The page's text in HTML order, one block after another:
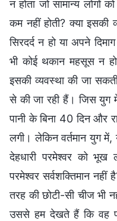
न होता जो सामान्य लोगों
कम नहीं होती? क्या
सिरदर्द न हो या अपने
भी कोई थकान महसूस न
इसकी व्यवस्था की जा
से की जा रही हैं। जिस युग
पानी के बिना 40 दिन
लगी। लेकिन वर्तमान युग में,
देहधारी परमेश्वर को
परमेश्वर सर्वशक्तिमान
तरह की छोटी-सी चीज भी
उससे हम देखते हैं कि वह